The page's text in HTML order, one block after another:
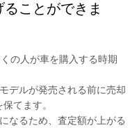
ことができま
の人が車を購入する時期
デルが発売される前に売却
てます。
なるため、査定額が上がる